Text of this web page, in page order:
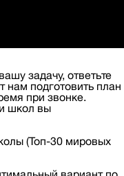
задачу, ответьте
нам подготовить план
при звонке.
школ вы
(Топ-30 мировых